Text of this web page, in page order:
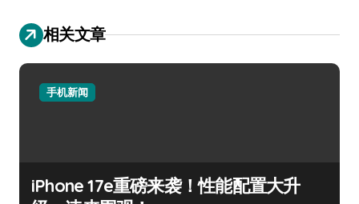
相关文章
手机新闻
iPhone 17e重磅来袭！性能配置大升